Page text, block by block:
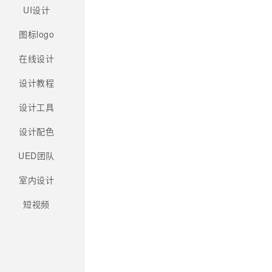
UI设计
图标logo
在线设计
设计教程
设计工具
设计配色
UED团队
室内设计
短视频